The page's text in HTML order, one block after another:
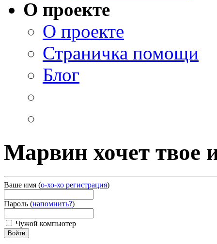
О проекте
О проекте
Страничка помощи
Блог
Марвин хочет твое
Ваше имя (о-хо-хо регистрация)
Пароль (напомнить?)
Чужой компьютер